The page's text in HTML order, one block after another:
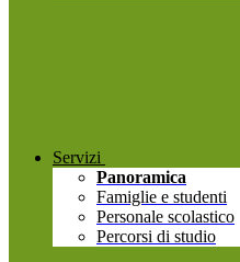
Servizi
Panoramica
Famiglie e studenti
Personale scolastico
Percorsi di studio